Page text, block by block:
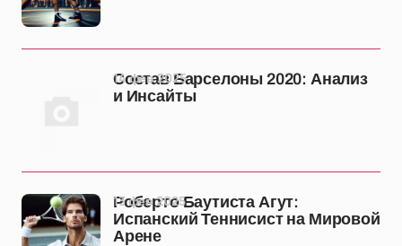
Состав Барселоны 2020: Анализ
и Инсайты
14 фев 2025
Роберто Баутиста Агут:
Испанский Теннисист на Мировой
Арене
13 фев 2025